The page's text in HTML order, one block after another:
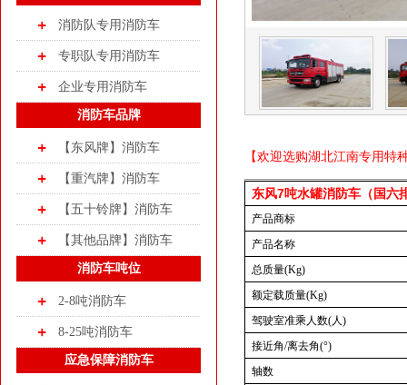
消防队专用消防车
专职队专用消防车
企业专用消防车
消防车品牌
【东风牌】消防车
【重汽牌】消防车
【五十铃牌】消防车
【其他品牌】消防车
消防车吨位
2-8吨消防车
8-25吨消防车
应急保障消防车
【欢迎选购湖北江南专用
东风7吨水罐消防车（国六
产品商标
产品名称
总质量(Kg)
额定载质量(Kg)
驾驶室准乘人数(人)
接近角/离去角(°)
轴数